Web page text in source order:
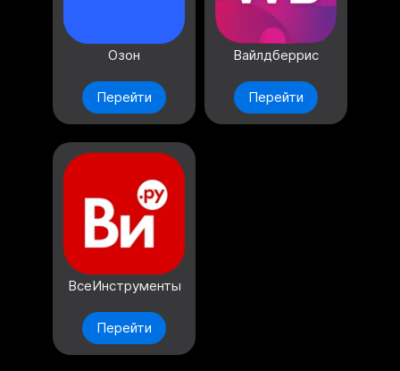
Озон
Перейти
Вайлдберрис
Перейти
ВсеИнструменты
Перейти